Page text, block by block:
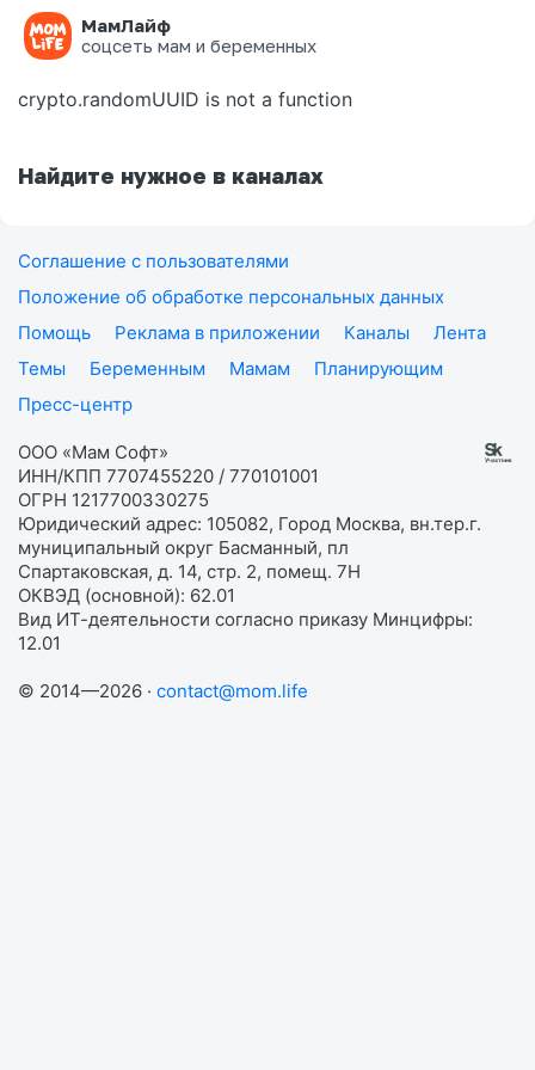
МамЛайф
соцсеть мам и беременных
Ошибка на странице
crypto.randomUUID is not a function
Найдите нужное в каналах
Соглашение с пользователями
Положение об обработке персональных данных
Помощь
Реклама в приложении Каналы
Лента
Темы
Беременным Мамам
Планирующим
Пресс-центр
ООО «Мам Софт»
ИНН/КПП 7707455220 / 770101001
ОГРН 1217700330275
Юридический адрес: 105082, Город Москва, вн.тер.г.
муниципальный округ Басманный, пл
Спартаковская, д. 14, стр. 2, помещ. 7Н
ОКВЭД (основной): 62.01
Вид ИТ-деятельности согласно приказу Минцифры:
12.01
© 2014—2026 · contact@mom.life